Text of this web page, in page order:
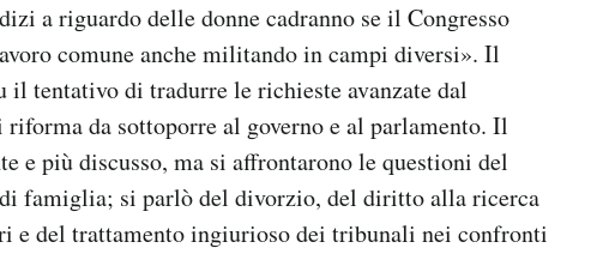
a riguardo delle donne cadranno se il Congresso
comune anche militando in campi diversi». Il
il tentativo di tradurre le richieste avanzate dal
da sottoporre al governo e al parlamento. Il
e più discusso, ma si affrontarono le questioni del
famiglia; si parlò del divorzio, del diritto alla ricerca
e del trattamento ingiurioso dei tribunali nei confronti